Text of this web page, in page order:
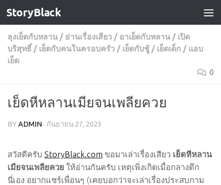
Skip to content
StoryBlack
ลุงเย็ดกับหลาน / อ่านเรื่องเสียว / อาเย็ดกับหลาน / เปิด
บริสุทธิ์ / เย็ดกับคนในครอบครัว / เย็ดกับชู้ / เย็ดเด็ก / แอบ
เย็ด
0
เย็ดหีหลานเมียจนเพลียควย
BYADMIN · กันยายน 27, 2023
สวัสดีครับ StoryBlack.com ขอมาเล่าเรื่องเสียว เย็ดหีหลาน
เมียจนเพลียควย ให้อ่านกันครับ เหตุเพิ่งเกิดเมื่อกลางดึก
นี่เอง อยากแชร์เพื่อนๆ (เคยบอกว่าจะเล่าเรื่องประสบกาม